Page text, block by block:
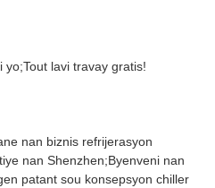
lavi travay gratis!
nan biznis refrijerasyon
nan Shenzhen;Byenveni nan
patant sou konsepsyon chiller